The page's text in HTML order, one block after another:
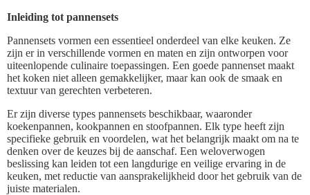
Inleiding tot pannensets
Pannensets vormen een essentieel onderdeel van elke keuken. Ze
zijn er in verschillende vormen en maten en zijn ontworpen voor
uiteenlopende culinaire toepassingen. Een goede pannenset maakt
het koken niet alleen gemakkelijker, maar kan ook de smaak en
textuur van gerechten verbeteren.
Er zijn diverse types pannensets beschikbaar, waaronder
koekenpannen, kookpannen en stoofpannen. Elk type heeft zijn
specifieke gebruik en voordelen, wat het belangrijk maakt om na te
denken over de keuzes bij de aanschaf. Een weloverwogen
beslissing kan leiden tot een langdurige en veilige ervaring in de
keuken, met reductie van aansprakelijkheid door het gebruik van de
juiste materialen.